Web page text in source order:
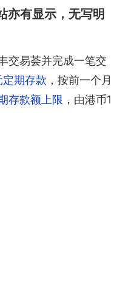
亦有显示，无写明
交易荟并完成一笔交
定期存款 ，按前一个月
存款额上限 ，由港币1